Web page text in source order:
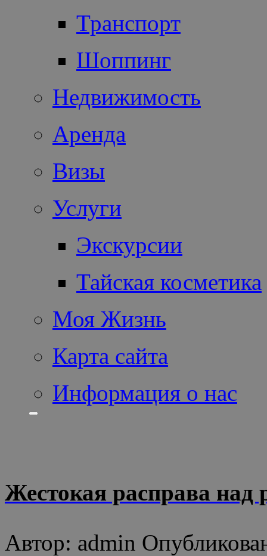
Транспорт
Шоппинг
Недвижимость
Аренда
Визы
Услуги
Экскурсии
Тайская косметика
Моя Жизнь
Карта сайта
Информация о нас
Жестокая расправа над
Автор: admin